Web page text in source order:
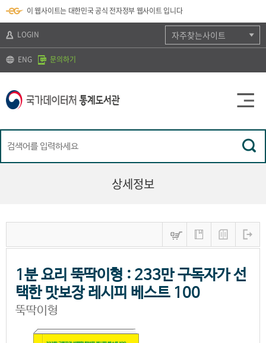
바
로
기
가
기
k
t
)
바
로
기
보
바
가
기
이 웹사이트는 대한민국 공식 전자정부 웹사이트 입니다
LOGIN
ENG 문의하기
자주찾는사이트
상세정보
1분 요리 뚝딱이형 : 233만 구독자가 선
택한 맛보장 레시피 베스트 100
뚝딱이형